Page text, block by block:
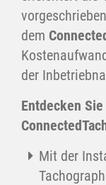
dem
der
Entdecken
Mit der